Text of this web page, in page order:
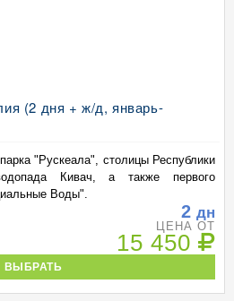
(2 дня + ж/д, январь-
"Рускеала", столицы Республики
Кивач, а также первого
Воды".
2 дн
ЦЕНА ОТ
15 450
ВЫБРАТЬ